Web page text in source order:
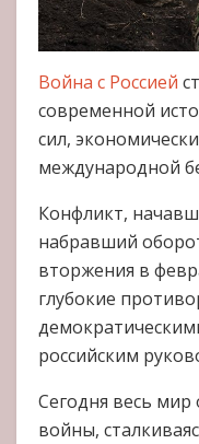
Война с Россией
современной
сил,
международной
Конфликт,
набравший
вторжения в
глубокие
российским
Сегодня весь
войны,